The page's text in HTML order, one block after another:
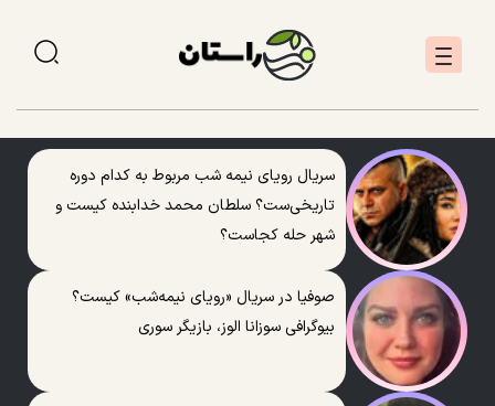
سریال رویای نیمه شب مربوط به کدام دوره
تاریخی‌ست؟ سلطان محمد خدابنده کیست و
شهر حله کجاست؟
صوفیا در سریال «رویای نیمه‌شب» کیست؟
بیوگرافی سوزانا الوز، بازیگر سوری